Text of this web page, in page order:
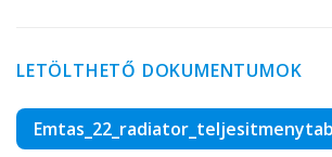
LETÖLTHETŐ DOKUMENTUMOK